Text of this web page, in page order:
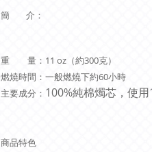
簡 介：
重 量：11 oz（約300克）
燃燒時間：一般燃燒下約60小時
主要成分： 100%純棉燭芯，使
商品特色